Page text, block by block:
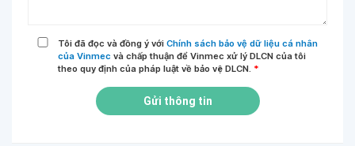
Tôi đã đọc và đồng ý với Chính sách bảo vệ dữ liệu cá nhân
của Vinmec và chấp thuận để Vinmec xử lý DLCN của tôi
theo quy định của pháp luật về bảo vệ DLCN. *
Gửi thông tin